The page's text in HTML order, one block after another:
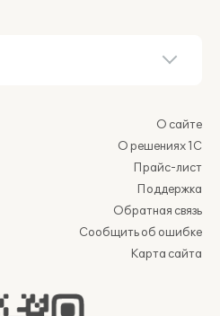
О сайте
О решениях 1С
Прайс-лист
Поддержка
Обратная связь
Сообщить об ошибке
Карта сайта